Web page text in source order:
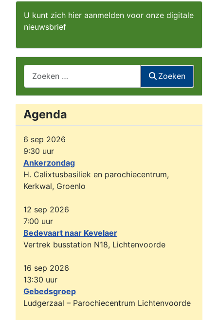
U kunt zich hier aanmelden voor onze digitale
nieuwsbrief
Zoeken
Zoeken
Agenda
6 sep 2026
9:30 uur
Ankerzondag
H. Calixtusbasiliek en parochiecentrum,
Kerkwal, Groenlo
12 sep 2026
7:00 uur
Bedevaart naar Kevelaer
Vertrek busstation N18, Lichtenvoorde
16 sep 2026
13:30 uur
Gebedsgroep
Ludgerzaal – Parochiecentrum Lichtenvoorde